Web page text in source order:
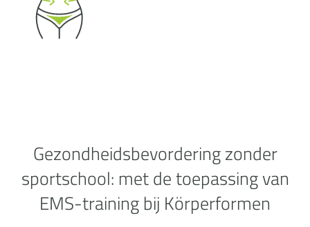
Gezondheidsbevordering zonder
sportschool: met de toepassing van
EMS-training bij Körperformen